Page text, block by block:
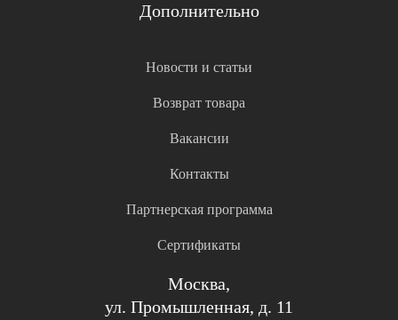
Дополнительно
Новости и статьи
Возврат товара
Вакансии
Контакты
Партнерская программа
Сертификаты
Москва,
ул. Промышленная, д. 11